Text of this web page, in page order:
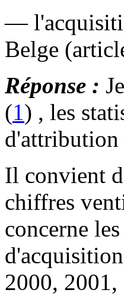
—
Belge
Réponse :
(1) , les
d'attribution
Il convient
chiffres
concerne
2000,